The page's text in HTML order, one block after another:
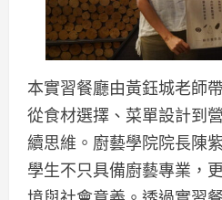
本實習餐廳由黃鈺城老師
從食材選擇、菜單設計到
續思維。廚藝學院院長陳
學生不只具備廚藝專業，